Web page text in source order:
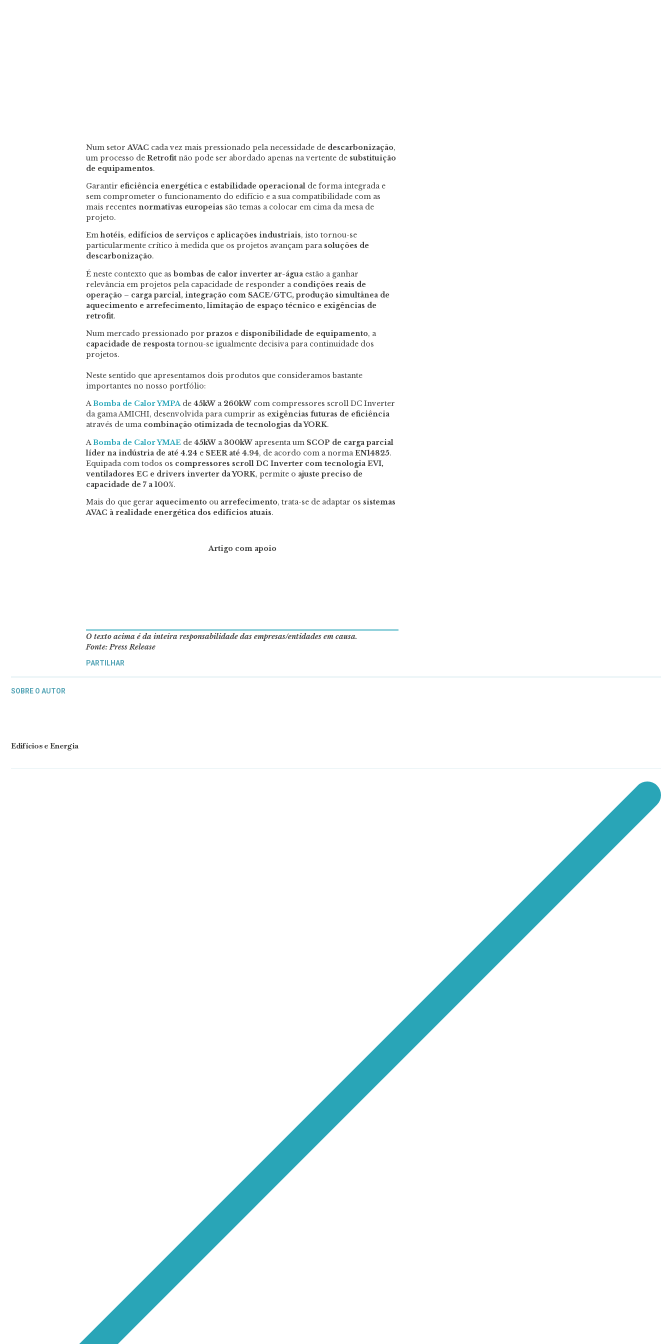
Num setor AVAC cada vez mais pressionado pela necessidade de descarbonização,
um processo de Retrofit não pode ser abordado apenas na vertente de substituição
de equipamentos.
Garantir eficiência energética e estabilidade operacional de forma integrada e
sem comprometer o funcionamento do edifício e a sua compatibilidade com as
mais recentes normativas europeias são temas a colocar em cima da mesa de
projeto.
Emhotéis, edifícios de serviços e aplicações industriais, isto tornou-se
particularmente crítico à medida que os projetos avançam para soluções de
descarbonização.
É neste contexto que as bombas de calor inverter ar-água estão a ganhar
relevância em projetos pela capacidade de responder a condições reais de
operação – carga parcial, integração com SACE/GTC, produção simultânea de
aquecimento e arrefecimento, limitação de espaço técnico e exigências de
retrofit.
Num mercado pressionado por prazos e disponibilidade de equipamento, a
capacidade de resposta tornou-se igualmente decisiva para continuidade dos
projetos.
Neste sentido que apresentamos dois produtos que consideramos bastante
importantes no nosso portfólio:
ABomba de Calor YMPAde 45kW a 260kW com compressores scroll DC Inverter
da gama AMICHI, desenvolvida para cumprir as exigências futuras de eficiência
através de uma combinação otimizada de tecnologias da YORK.
ABomba de Calor YMAE de 45kW a 300kW apresenta um SCOP de carga parcial
líder na indústria de até 4.24 e SEER até 4.94, de acordo com a normaEN14825.
Equipada com todos os compressores scroll DC Inverter com tecnologia EVI,
ventiladores EC e drivers inverter da YORK, permite o ajuste preciso de
capacidade de 7 a 100%.
Mais do que gerar aquecimento ou arrefecimento, trata-se de adaptar os sistemas
AVAC à realidade energética dos edifícios atuais.
Artigo com apoio
O texto acima é da inteira responsabilidade das empresas/entidades em causa.
Fonte: Press Release
PARTILHAR
SOBRE O AUTOR
Edifícios e Energia